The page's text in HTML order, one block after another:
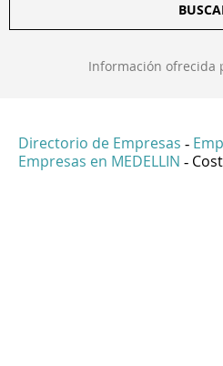
Información ofrecida
Directorio de Empresas -
Empresas en MEDELLIN -